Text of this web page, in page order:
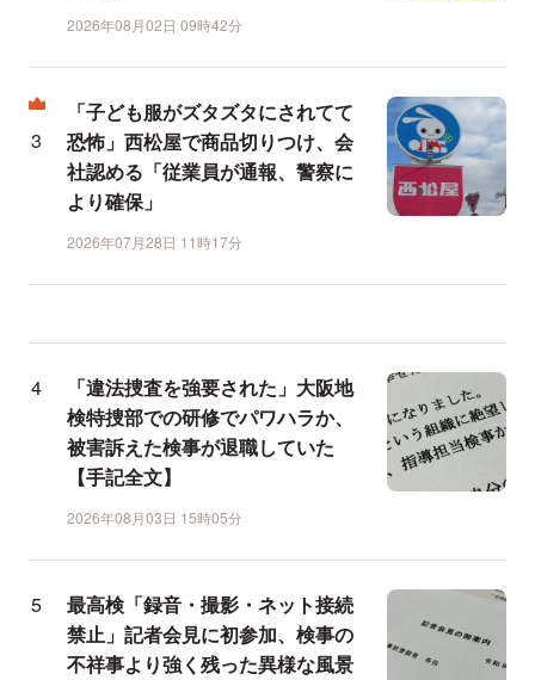
2026年08月02日 09時42分
「子ども服がズタズタにされてて
恐怖」西松屋で商品切りつけ、会
社認める「従業員が通報、警察に
より確保」
2026年07月28日 11時17分
「違法捜査を強要された」大阪地
検特捜部での研修でパワハラか、
被害訴えた検事が退職していた
【手記全文】
2026年08月03日 15時05分
最高検「録音・撮影・ネット接続
禁止」記者会見に初参加、検事の
不祥事より強く残った異様な風景